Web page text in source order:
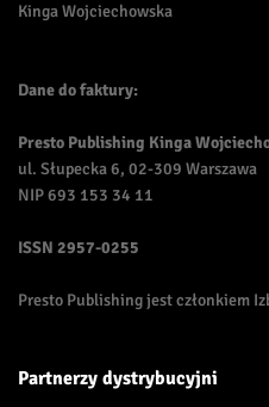
Kinga Wojciechowska
Dane do faktury:
Presto Publishing Kinga
ul. Słupecka 6, 02-309 Warszawa
NIP 693 153 34 11
ISSN 2957-0255
Presto Publishing jest członkiem
Partnerzy dystrybucyjni